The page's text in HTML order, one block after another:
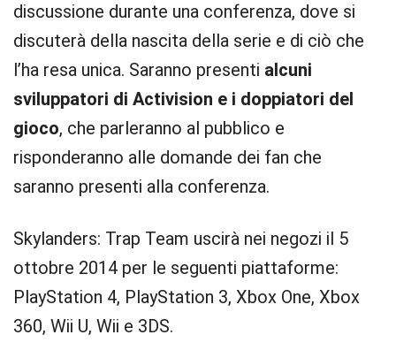
discussione durante una conferenza, dove si
discuterà della nascita della serie e di ciò che
l’ha resa unica. Saranno presenti alcuni
sviluppatori di Activision e i doppiatori del
gioco, che parleranno al pubblico e
risponderanno alle domande dei fan che
saranno presenti alla conferenza.
Skylanders: Trap Team uscirà nei negozi il 5
ottobre 2014 per le seguenti piattaforme:
PlayStation 4, PlayStation 3, Xbox One, Xbox
360, Wii U, Wii e 3DS.